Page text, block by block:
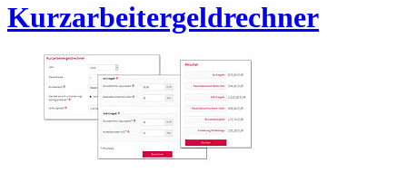
Kurzarbeitergeldrechner